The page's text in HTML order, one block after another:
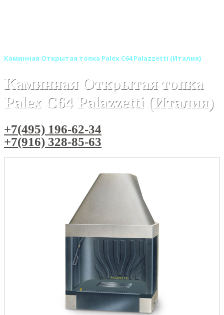
Каминная Открытая топка Palex C64 Palazzetti (Италия)
Каминная Открытая топка
Palex C64 Palazzetti (Италия)
+7(495) 196-62-34
+7(916) 328-85-63